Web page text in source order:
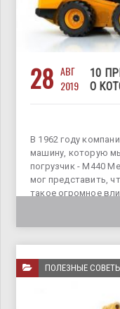
28 АВГ
2019
10
О
В 1962 году
машину, которую
погрузчик - M440
мог представить,
такое огромное
ПОЛЕЗНЫЕ